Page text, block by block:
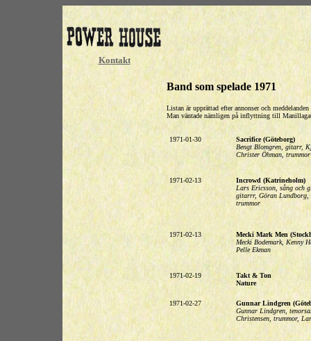
Kontakt
Band som spelade 1971
Listan är upprättad efter annonser och
Man väntade nämligen på inflyttning till
1971-01-30
Sacrifice (Göteborg)
Bengt Blomgren, gitarr,
Christer Öhman, trummor
1971-02-13
Incrowd (Katrineholm)
Lars Ericsson, sång och
gitarrr, Göran Lundborg,
trummor
1971-02-13
Mecki Mark Men
Mecki Bodemark, Kenny
Pelle Ekman
1971-02-19
Takt & Ton
Nature
1971-02-27
Gunnar Lindgren
Gunnar Lindgren,
Christensen, trummor,